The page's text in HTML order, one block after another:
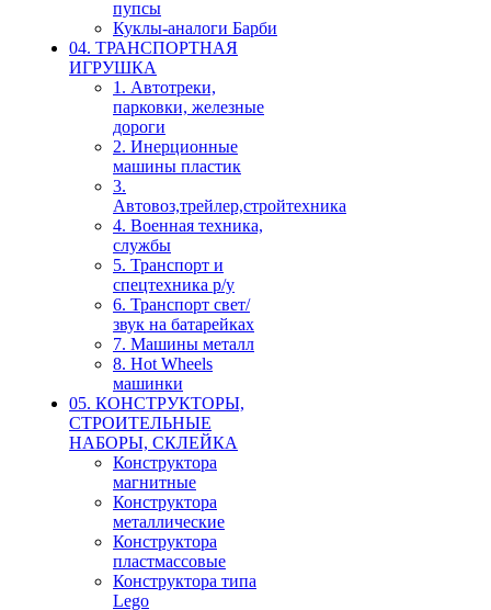
пупсы
Куклы-аналоги Барби
04. ТРАНСПОРТНАЯ
ИГРУШКА
1. Автотреки,
парковки, железные
дороги
2. Инерционные
машины пластик
3.
Автовоз,трейлер,стройтехника
4. Военная техника,
службы
5. Транспорт и
спецтехника р/у
6. Транспорт свет/
звук на батарейках
7. Машины металл
8. Hot Wheels
машинки
05. КОНСТРУКТОРЫ,
СТРОИТЕЛЬНЫЕ
НАБОРЫ, СКЛЕЙКА
Конструктора
магнитные
Конструктора
металлические
Конструктора
пластмассовые
Конструктора типа
Lego